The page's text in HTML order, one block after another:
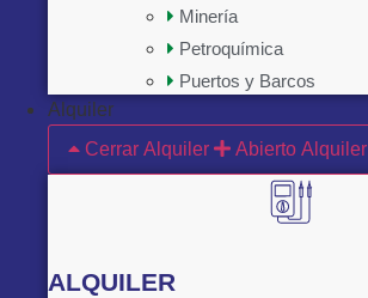
Minería
Petroquímica
Puertos y Barcos
Alquiler
Cerrar Alquiler
Abierto Alquiler
ALQUILER